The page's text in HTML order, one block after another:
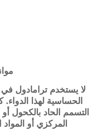
لا يستخدم ترامادول
الحساسية لهذا
التسمم الحاد بالكحول
المركزي أو المواد